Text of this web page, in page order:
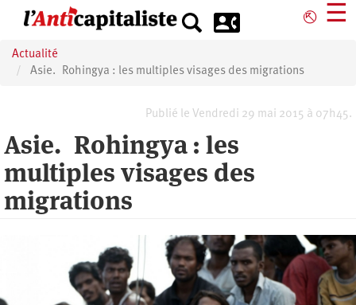
principal
⎋ ☰
Actualité
Asie. Rohingya : les multiples visages des migrations
Publié le Vendredi 29 mai 2015 à 07h45.
Asie. Rohingya : les
multiples visages des
migrations